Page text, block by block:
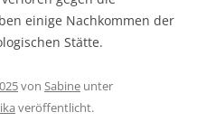
einige Nachkommen der
Stätte.
von Sabine unter
veröffentlicht.